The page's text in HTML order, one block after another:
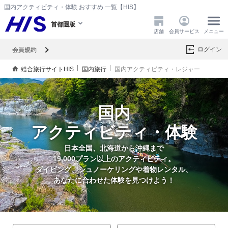
国内アクティビティ・体験 おすすめ 一覧【HIS】
首都圏版
店舗 会員サービス メニュー
会員規約 ログイン
総合旅行サイトHIS 国内旅行 国内アクティビティ・レジャー
国内
アクティビティ・体験
日本全国、北海道から沖縄まで
19,000プラン以上のアクティビティ。
ダイビング、シュノーケリングや着物レンタル、
あなたに合わせた体験を見つけよう！